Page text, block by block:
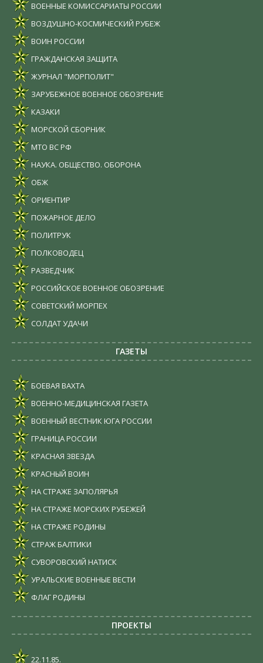
ВОЕННЫЕ КОМИССАРИАТЫ РОССИИ
ВОЗДУШНО-КОСМИЧЕСКИЙ РУБЕЖ
ВОИН РОССИИ
ГРАЖДАНСКАЯ ЗАЩИТА
ЖУРНАЛ "МОРПОЛИТ"
ЗАРУБЕЖНОЕ ВОЕННОЕ ОБОЗРЕНИЕ
КАЗАКИ
МОРСКОЙ СБОРНИК
МТО ВС РФ
НАУКА. ОБЩЕСТВО. ОБОРОНА
ОБЖ
ОРИЕНТИР
ПОЖАРНОЕ ДЕЛО
ПОЛИТРУК
ПОЛКОВОДЕЦ
РАЗВЕДЧИК
РОССИЙСКОЕ ВОЕННОЕ ОБОЗРЕНИЕ
СОВЕТСКИЙ МОРПЕХ
СОЛДАТ УДАЧИ
ГАЗЕТЫ
БОЕВАЯ ВАХТА
ВОЕННО-МЕДИЦИНСКАЯ ГАЗЕТА
ВОЕННЫЙ ВЕСТНИК ЮГА РОССИИ
ГРАНИЦА РОССИИ
КРАСНАЯ ЗВЕЗДА
КРАСНЫЙ ВОИН
НА СТРАЖЕ ЗАПОЛЯРЬЯ
НА СТРАЖЕ МОРСКИХ РУБЕЖЕЙ
НА СТРАЖЕ РОДИНЫ
СТРАЖ БАЛТИКИ
СУВОРОВСКИЙ НАТИСК
УРАЛЬСКИЕ ВОЕННЫЕ ВЕСТИ
ФЛАГ РОДИНЫ
ПРОЕКТЫ
22.11.85.